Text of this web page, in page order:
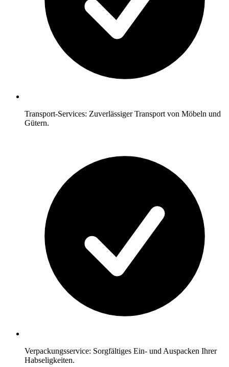
Transport-Services: Zuverlässiger Transport von Möbeln und
Gütern.
Verpackungsservice: Sorgfältiges Ein- und Auspacken Ihrer
Habseligkeiten.